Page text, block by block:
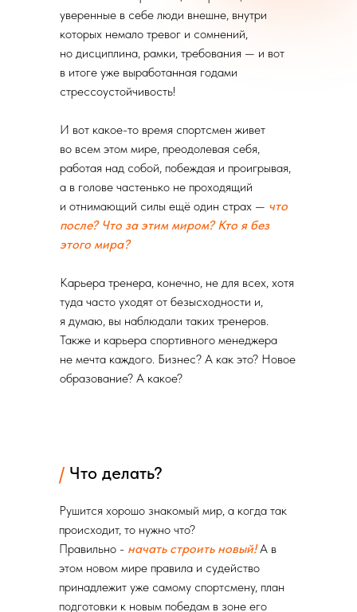
уверенные в себе люди внешне, внутри
которых немало тревог и сомнений,
но дисциплина, рамки, требования — и вот
в итоге уже выработанная годами
стрессоустойчивость!
И вот какое-то время спортсмен живет
во всем этом мире, преодолевая себя,
работая над собой, побеждая и проигрывая,
а в голове частенько не проходящий
и отнимающий силы ещё один страх — что
после? Что за этим миром? Кто я без
этого мира?
Карьера тренера, конечно, не для всех, хотя
туда часто уходят от безысходности и,
я думаю, вы наблюдали таких тренеров.
Также и карьера спортивного менеджера
не мечта каждого. Бизнес? А как это? Новое
образование? А какое?
/ Что делать?
Рушится хорошо знакомый мир, а когда так
происходит, то нужно что?
Правильно - начать строить новый!А в
этом новом мире правила и судейство
принадлежит уже самому спортсмену, план
подготовки к новым победам в зоне его